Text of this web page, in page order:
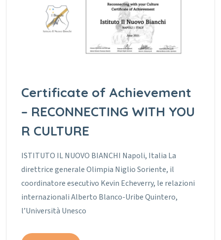
Certificate of Achievement
– RECONNECTING WITH YOU
R CULTURE
ISTITUTO IL NUOVO BIANCHI Napoli, Italia La
direttrice generale Olimpia Niglio Soriente, il
coordinatore esecutivo Kevin Echeverry, le relazioni
internazionali Alberto Blanco-Uribe Quintero,
l’Università Unesco